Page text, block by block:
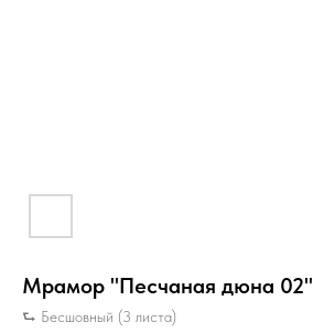
Мрамор "Песчаная дюна 02"
⮑ Бесшовный (3 листа)